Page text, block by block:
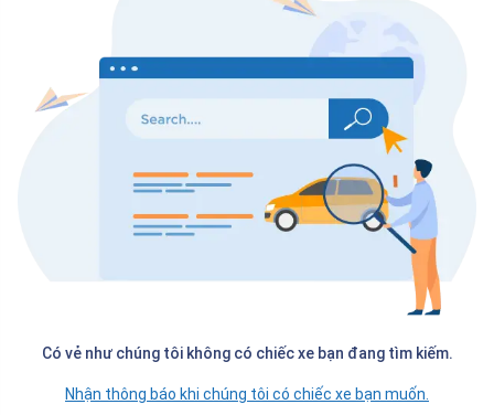
Có vẻ như chúng tôi không có chiếc xe bạn đang tìm kiếm.
Nhận thông báo khi chúng tôi có chiếc xe bạn muốn.